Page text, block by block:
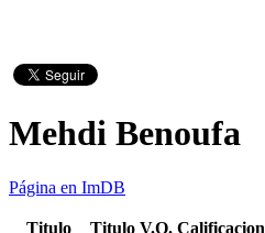
Mehdi Benoufa
Página en ImDB
Titulo Titulo V.O. Calificacion